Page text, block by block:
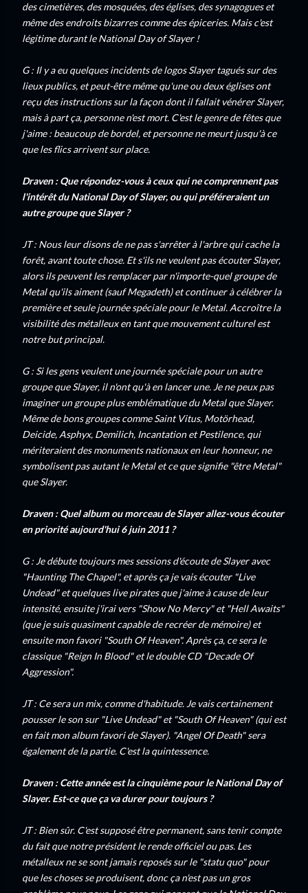
des cimetières, des mosquées, des églises, des synagogues et
même des endroits bizarres comme des épiceries. Mais c'est
légitime durant le National Day of Slayer !
G : Il y a eu quelques incidents de logos Slayer tagués sur des
lieux publics, et peut-être même qu'une ou deux églises ont
reçu des instructions sur la façon dont il fallait vénérer Slayer,
mais à part ça, personne n'est mort. C'est le genre de fêtes que
j'aime : beaucoup de bordel, et personne ne meurt jusqu'à ce
que les flics arrivent sur place.
Draven : Que répondez-vous à ceux qui ne comprennent pas
l'intérêt du National Day of Slayer, ou qui préféreraient un
autre groupe que Slayer ?
JT : Nous leur disons de ne pas s'arrêter à l'arbre qui cache la
forêt, avant toute chose. Et s'ils ne veulent pas écouter Slayer,
alors ils peuvent les remplacer par n'importe-quel groupe de
Metal qu'ils aiment (sauf Megadeth) et continuer à célébrer la
première et seule journée spéciale pour le Metal. Accroître la
visibilité des métalleux en tant que mouvement culturel est
notre but principal.
G : Si les gens veulent une journée spéciale pour un autre
groupe que Slayer, il n'ont qu'à en lancer une. Je ne peux pas
imaginer un groupe plus emblématique du Metal que Slayer.
Même de bons groupes comme Saint Vitus, Motörhead,
Deicide, Asphyx, Demilich, Incantation et Pestilence, qui
mériteraient des monuments nationaux en leur honneur, ne
symbolisent pas autant le Metal et ce que signifie "être Metal"
que Slayer.
Draven : Quel album ou morceau de Slayer allez-vous écouter
en priorité aujourd'hui 6 juin 2011 ?
G : Je débute toujours mes sessions d'écoute de Slayer avec
"Haunting The Chapel", et après ça je vais écouter "Live
Undead" et quelques live pirates que j'aime à cause de leur
intensité, ensuite j'irai vers "Show No Mercy" et "Hell Awaits"
(que je suis quasiment capable de recréer de mémoire) et
ensuite mon favori "South Of Heaven". Après ça, ce sera le
classique "Reign In Blood" et le double CD "Decade Of
Aggression".
JT : Ce sera un mix, comme d'habitude. Je vais certainement
pousser le son sur "Live Undead" et "South Of Heaven" (qui est
en fait mon album favori de Slayer). "Angel Of Death" sera
également de la partie. C'est la quintessence.
Draven : Cette année est la cinquième pour le National Day of
Slayer. Est-ce que ça va durer pour toujours ?
JT : Bien sûr. C'est supposé être permanent, sans tenir compte
du fait que notre président le rende officiel ou pas. Les
métalleux ne se sont jamais reposés sur le "statu quo" pour
que les choses se produisent, donc ça n'est pas un gros